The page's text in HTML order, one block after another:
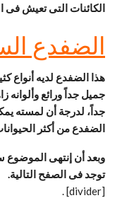
الكائنات التى تعيش فى
الضفدع
هذا الضفدع لديه أنواع
جميل جداً ورائع وألوانه
جداً، لدرجة أن لمسته
الضفدع من أكثر
وبعد أن إنتهى
توجد فى الصفح التالية.
[divider]
.